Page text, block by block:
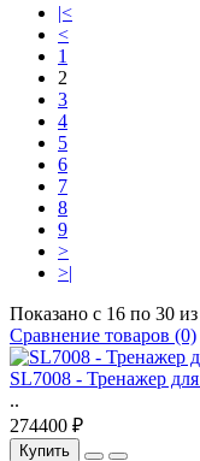
|<
<
1
2
3
4
5
6
7
8
9
>
>|
Показано с 16 по 30
Сравнение товаров (0)
SL7008 - Тренажер
..
274400 ₽
Купить